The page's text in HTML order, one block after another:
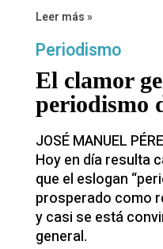
Leer más »
El clamor
periodismo
Periodismo
JOSÉ MANUEL
Hoy en día resulta
que el eslogan
prosperado como
y casi se está
general.